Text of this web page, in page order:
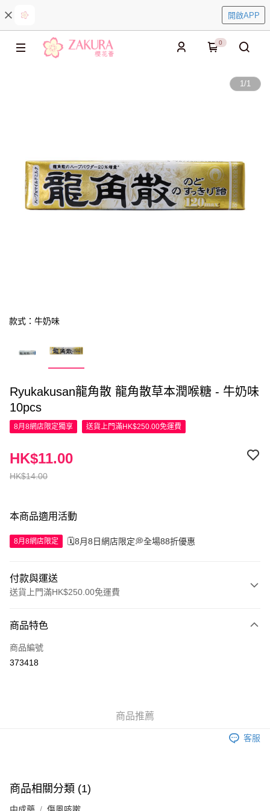
開啟APP
0
1/1
款式：牛奶味
Ryukakusan龍角散 龍角散草本潤喉糖 - 牛奶味
10pcs
8月8網店限定獨享 送貨上門滿HK$250.00免運費
HK$14.00
HK$11.00
本商品適用活動
8月8網店限定 🗓️8月8日網店限定💭全場88折優惠
付款與運送
送貨上門滿HK$250.00免運費
信用卡
Apple Pay
付款後門市自取，訂單確認後2-4個工作天到店，7天內取。逾期後
商品特色
商品編號
373418
商品推薦
客服
商品相關分類 (1)